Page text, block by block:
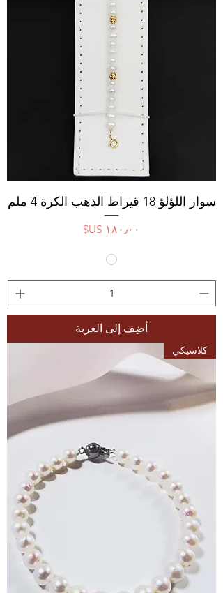
سوار اللؤلؤ 18 قيراط الذهب الكرة 4 ملم
السعر
أضِف إلى العربة
كلاسيكي